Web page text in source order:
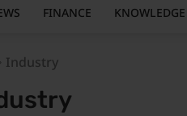
FINANCE KNOWLEDGE
Industry